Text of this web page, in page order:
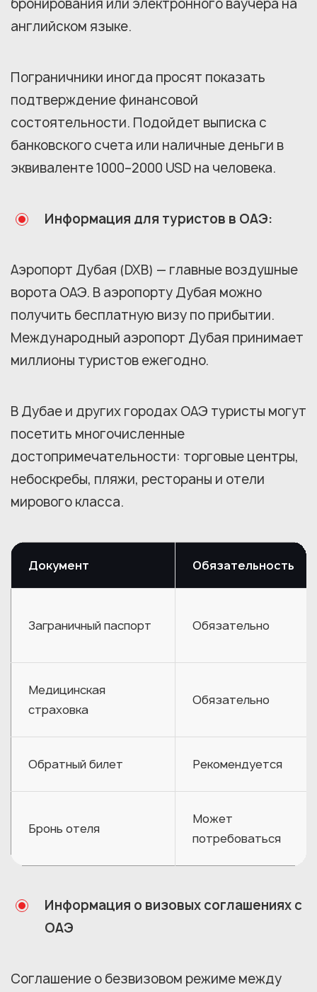
бронирования или электронного ваучера на
английском языке.
Пограничники иногда просят показать
подтверждение финансовой
состоятельности. Подойдет выписка с
банковского счета или наличные деньги в
эквиваленте 1000–2000 USD на человека.
Информация для туристов в ОАЭ:
Аэропорт Дубая (DXB) — главные воздушные
ворота ОАЭ. В аэропорту Дубая можно
получить бесплатную визу по прибытии.
Международный аэропорт Дубая принимает
миллионы туристов ежегодно.
В Дубае и других городах ОАЭ туристы могут
посетить многочисленные
достопримечательности: торговые центры,
небоскребы, пляжи, рестораны и отели
мирового класса.
Документ Обязательность
Заграничный паспорт Обязательно
Медицинская
страховка
Обязательно
Обратный билет Рекомендуется
Бронь отеля
Может
потребоваться
Информация о визовых соглашениях с
ОАЭ
Соглашение о безвизовом режиме между